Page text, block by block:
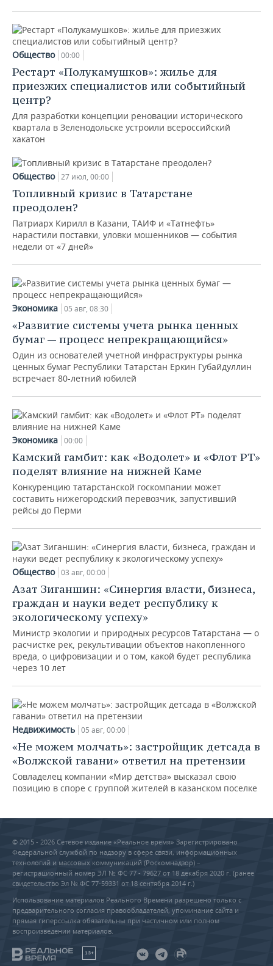
Общество 00:00
Рестарт «Полукамушков»: жилье для
приезжих специалистов или событийный
центр?
Для разработки концепции реновации исторического
квартала в Зеленодольске устроили всероссийский
хакатон
Общество 27 июл, 00:00
Топливный кризис в Татарстане
преодолен?
Патриарх Кирилл в Казани, ТАИФ и «Татнефть»
нарастили поставки, уловки мошенников — события
недели от «7 дней»
Экономика 05 авг, 08:30
«Развитие системы учета рынка ценных
бумаг — процесс непрекращающийся»
Один из основателей учетной инфраструктуры рынка
ценных бумаг Республики Татарстан Еркин Губайдуллин
встречает 80-летний юбилей
Экономика 00:00
Камский гамбит: как «Водолет» и «Флот РТ»
поделят влияние на нижней Каме
Конкуренцию татарстанской госкомпании может
составить нижегородский перевозчик, запустивший
рейсы до Перми
Общество 03 авг, 00:00
Азат Зиганшин: «Синергия власти, бизнеса,
граждан и науки ведет республику к
экологическому успеху»
Министр экологии и природных ресурсов Татарстана — о
расчистке рек, рекультивации объектов накопленного
вреда, о цифровизации и о том, какой будет республика
через 10 лет
Недвижимость 05 авг, 00:00
«Не можем молчать»: застройщик детсада в
«Волжской гавани» ответил на претензии
Совладелец компании «Мир детства» высказал свою
позицию в споре с группой жителей в казанском поселке
© 2015 - 2026 Сетевое издание «Реальное время» Зарегистрировано
Федеральной службой по надзору в сфере связи, информационных
технологий и массовых коммуникаций (Роскомнадзор) –
регистрационный номер ЭЛ № ФС 77 - 79627 от 18 декабря 2020 г. (ранее
свидетельство Эл № ФС 77-59331 от 18 сентября 2014 г.)
Использование материалов Реального Времени разрешено только с
предварительного согласия правообладателей, упоминание сайта и
прямая гиперссылка обязательны при частичном или полном
воспроизведении материалов.
18+